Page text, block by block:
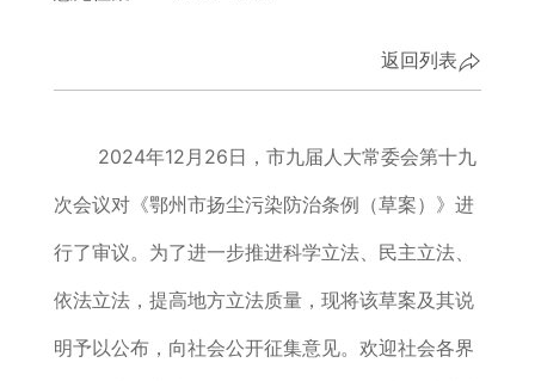
返回列表
2024年12月26日，市九届人大常委会第十九
次会议对《鄂州市扬尘污染防治条例（草案）》进
行了审议。为了进一步推进科学立法、民主立法、
依法立法，提高地方立法质量，现将该草案及其说
明予以公布，向社会公开征集意见。欢迎社会各界